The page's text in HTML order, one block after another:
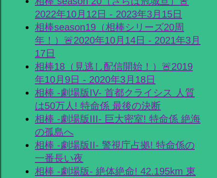
2022年10月12日 - 2023年3月15日
相棒season19（相棒シリーズ20周
年！）🚨2020年10月14日 - 2021年3月
17日
相棒18（見逃し配信開始！）🚨2019
年10月9日 - 2020年3月18日
相棒 -劇場版IV- 首都クライシス 人質
は50万人! 特命係 最後の決断
相棒 -劇場版III- 巨大密室! 特命係 絶海
の孤島へ
相棒 -劇場版II- 警視庁占拠! 特命係の
一番長い夜
相棒 -劇場版- 絶体絶命! 42.195km 東